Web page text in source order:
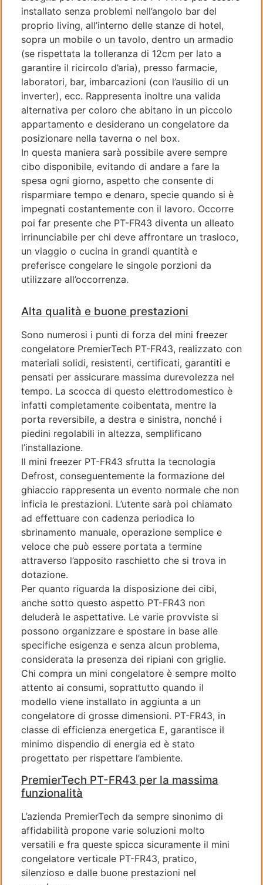
installato senza problemi nell’angolo bar del
proprio living, all’interno delle stanze di hotel,
sopra un mobile o un tavolo, dentro un armadio
(se rispettata la tolleranza di 12cm per lato a
garantire il ricircolo d’aria), presso farmacie,
laboratori, bar, imbarcazioni (con l’ausilio di un
inverter), ecc. Rappresenta inoltre una valida
alternativa per coloro che abitano in un piccolo
appartamento e desiderano un congelatore da
posizionare nella taverna o nel box.
In questa maniera sarà possibile avere sempre
cibo disponibile, evitando di andare a fare la
spesa ogni giorno, aspetto che consente di
risparmiare tempo e denaro, specie quando si è
impegnati costantemente con il lavoro. Occorre
poi far presente che PT-FR43 diventa un alleato
irrinunciabile per chi deve affrontare un trasloco,
un viaggio o cucina in grandi quantità e
preferisce congelare le singole porzioni da
utilizzare all’occorrenza.
Alta qualità e buone prestazioni
Sono numerosi i punti di forza del mini freezer
congelatore PremierTech PT-FR43, realizzato con
materiali solidi, resistenti, certificati, garantiti e
pensati per assicurare massima durevolezza nel
tempo. La scocca di questo elettrodomestico è
infatti completamente coibentata, mentre la
porta reversibile, a destra e sinistra, nonché i
piedini regolabili in altezza, semplificano
l’installazione.
Il mini freezer PT-FR43 sfrutta la tecnologia
Defrost, conseguentemente la formazione del
ghiaccio rappresenta un evento normale che non
inficia le prestazioni. L’utente sarà poi chiamato
ad effettuare con cadenza periodica lo
sbrinamento manuale, operazione semplice e
veloce che può essere portata a termine
attraverso l’apposito raschietto che si trova in
dotazione.
Per quanto riguarda la disposizione dei cibi,
anche sotto questo aspetto PT-FR43 non
deluderà le aspettative. Le varie provviste si
possono organizzare e spostare in base alle
specifiche esigenza e senza alcun problema,
considerata la presenza dei ripiani con griglie.
Chi compra un mini congelatore è sempre molto
attento ai consumi, soprattutto quando il
modello viene installato in aggiunta a un
congelatore di grosse dimensioni. PT-FR43, in
classe di efficienza energetica E, garantisce il
minimo dispendio di energia ed è stato
progettato per rispettare l’ambiente.
PremierTech PT-FR43 per la massima
funzionalità
L’azienda PremierTech da sempre sinonimo di
affidabilità propone varie soluzioni molto
versatili e fra queste spicca sicuramente il mini
congelatore verticale PT-FR43, pratico,
silenzioso e dalle buone prestazioni nel